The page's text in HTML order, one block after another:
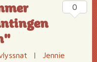
|
Jennie
0